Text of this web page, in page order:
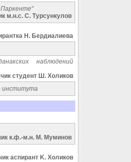
Паркенте"
м.н.с. С. Tурсункулов
Н. Бердиалиева
наблюдений
студент Ш. Xоликов
института
к.ф.-м.н. M. Mуминов
аспирант K. Холиков